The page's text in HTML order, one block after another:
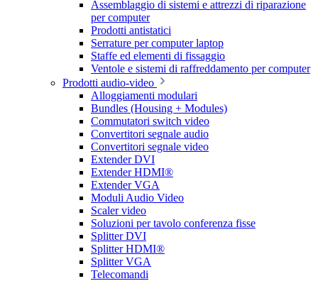
Assemblaggio di sistemi e attrezzi di riparazione
per computer
Prodotti antistatici
Serrature per computer laptop
Staffe ed elementi di fissaggio
Ventole e sistemi di raffreddamento per computer
Prodotti audio-video
Alloggiamenti modulari
Bundles (Housing + Modules)
Commutatori switch video
Convertitori segnale audio
Convertitori segnale video
Extender DVI
Extender HDMI®
Extender VGA
Moduli Audio Video
Scaler video
Soluzioni per tavolo conferenza fisse
Splitter DVI
Splitter HDMI®
Splitter VGA
Telecomandi